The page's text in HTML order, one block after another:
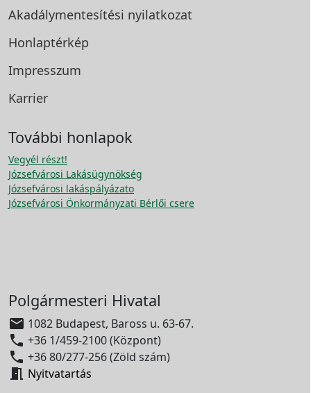
Akadálymentesítési nyilatkozat
Honlaptérkép
Impresszum
Karrier
További honlapok
Vegyél részt!
Józsefvárosi Lakásügynökség
Józsefvárosi lakáspályázato
Józsefvárosi Önkormányzati Bérlői csere
Polgármesteri Hivatal
 1082 Budapest, Baross u. 63-67.
 +36 1/459-2100 (Központ)
 +36 80/277-256 (Zöld szám)
 Nyitvatartás